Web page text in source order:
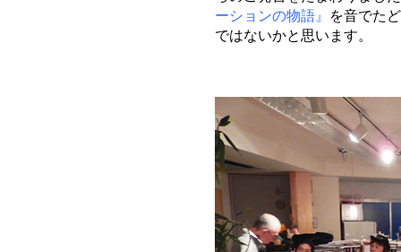
ーションの物語』
を音でた
ではないかと思います。